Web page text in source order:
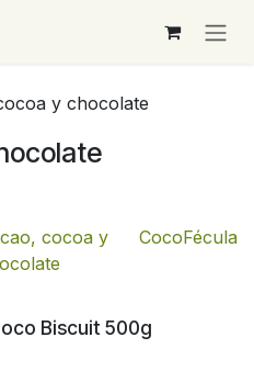
y chocolate
cocoa y
CocoFécula
Biscuit 500g